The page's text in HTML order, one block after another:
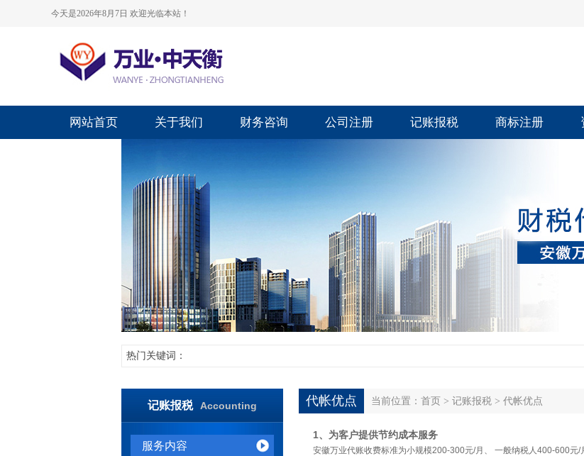
今天是2026年8月7日 欢迎光临本站！
网站首页 关于我们 财务咨询 公司注册 记账报税 商标注册
热门关键词：
记账报税 Accounting
服务内容
代帐优点 当前位置： 首页 > 记账报税 > 代帐优点
1、为客户提供节约成本服务
安徽万业代账收费标准为小规模200-300元/月、 一般纳税人400-600